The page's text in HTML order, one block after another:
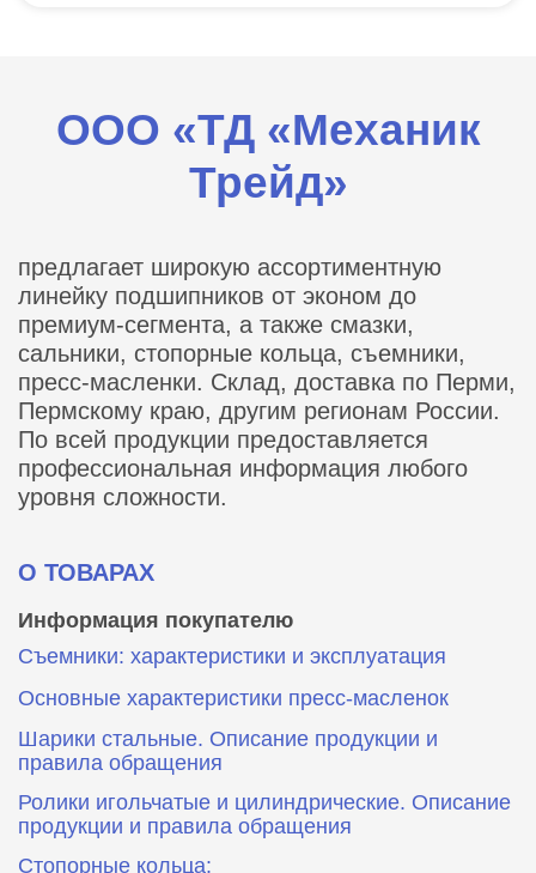
ООО «ТД «Механик
Трейд»
предлагает широкую ассортиментную
линейку подшипников от эконом до
премиум-сегмента, а также смазки,
сальники, стопорные кольца, съемники,
пресс-масленки. Склад, доставка по Перми,
Пермскому краю, другим регионам России.
По всей продукции предоставляется
профессиональная информация любого
уровня сложности.
О ТОВАРАХ
Информация покупателю
Съемники: характеристики и эксплуатация
Основные характеристики пресс‑масленок
Шарики стальные. Описание продукции и
правила обращения
Ролики игольчатые и цилиндрические. Описание
продукции и правила обращения
Стопорные кольца: